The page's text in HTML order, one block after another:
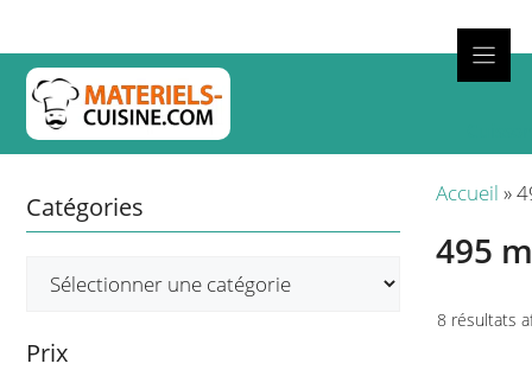
contenu
Accueil »
495
8 résultats
Catégories
Prix